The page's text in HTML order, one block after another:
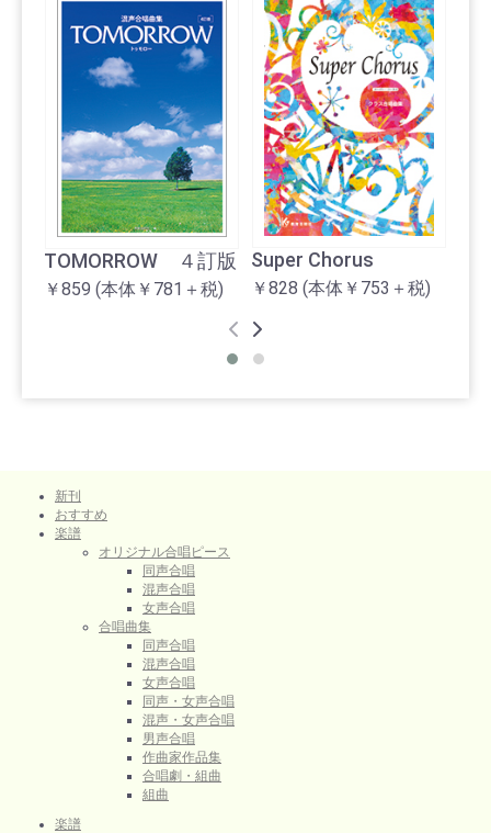
TOMORROW ４訂版
￥859 (本体￥781＋税)
Super Chorus
￥828 (本体￥753＋税)
新刊
おすすめ
楽譜
オリジナル合唱ピース
同声合唱
混声合唱
女声合唱
合唱曲集
同声合唱
混声合唱
女声合唱
同声・女声合唱
混声・女声合唱
男声合唱
作曲家作品集
合唱劇・組曲
組曲
楽譜